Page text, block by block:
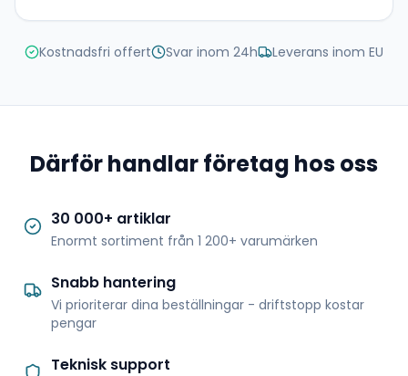
Kostnadsfri offert Svar inom 24h Leverans inom EU
Därför handlar företag hos oss
30 000+ artiklar
Enormt sortiment från 1 200+ varumärken
Snabb hantering
Vi prioriterar dina beställningar - driftstopp kostar
pengar
Teknisk support